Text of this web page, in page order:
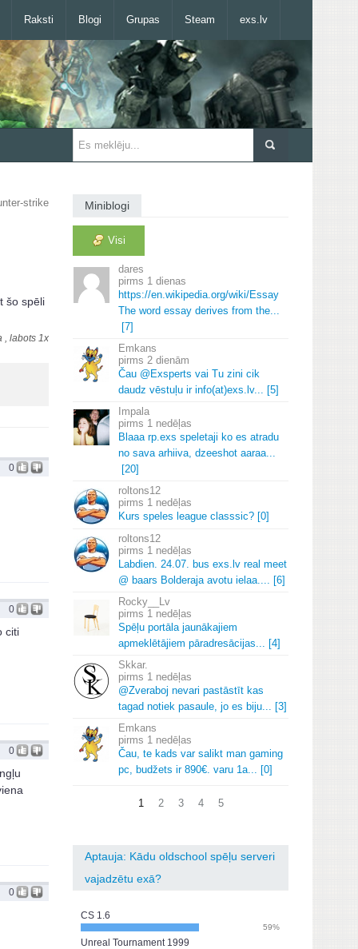
Raksti Blogi Grupas Steam exs.lv
strike
šo spēli
, labots 1x
0
0
citi
0
0
Miniblogi
Visi
dares
1 dienas
https://en.wikipedia.org/wiki/Essay
The word essay derives from the...
[7]
Emkans
2 dienām
Čau @Exsperts vai Tu zini cik
daudz vēstuļu ir info(at)exs. lv... [5]
Impala
1 nedēļas
Blaaa rp.exs speletaji ko es atradu
no sava arhiiva, dzeeshot aaraa...
[20]
roltons12
1 nedēļas
Kurs speles league classsic? [0]
roltons12
1 nedēļas
Labdien. 24.07. bus exs. lv real meet
@ baars Bolderaja avotu ielaa.... [6]
Rocky__Lv
1 nedēļas
Spēļu portāla jaunākajiem
apmeklētājiem pāradresācijas... [4]
Skkar.
1 nedēļas
@Zveraboj nevari pastāstīt kas
tagad notiek pasaule, jo es biju... [3]
Emkans
1 nedēļas
Čau, te kads var salikt man gaming
pc, budžets ir 890€. varu 1a... [0]
1 2 3 4 5
Aptauja: Kādu oldschool spēļu serveri
vajadzētu exā?
CS 1.6
59%
Unreal Tournament 1999